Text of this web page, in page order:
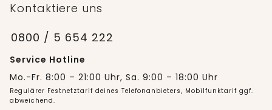
Kontaktiere uns
0800 / 5 654 222
Service Hotline
Mo.-Fr. 8:00 – 21:00 Uhr, Sa. 9:00 – 18:00 Uhr
Regulärer Festnetztarif deines Telefonanbieters, Mobilfunktarif ggf.
abweichend.